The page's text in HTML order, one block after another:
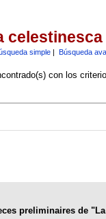
celestinesca
simple| Búsqueda
con los
preliminaires de